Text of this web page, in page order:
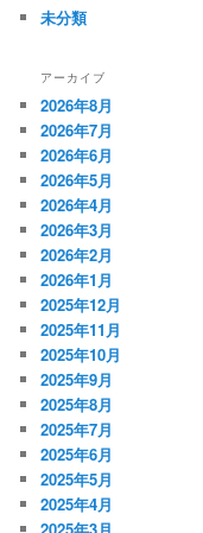
未分類
アーカイブ
2026年8月
2026年7月
2026年6月
2026年5月
2026年4月
2026年3月
2026年2月
2026年1月
2025年12月
2025年11月
2025年10月
2025年9月
2025年8月
2025年7月
2025年6月
2025年5月
2025年4月